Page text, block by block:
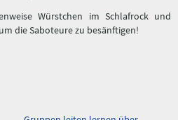
Würstchen im Schlafrock und
die Saboteure zu besänftigen!